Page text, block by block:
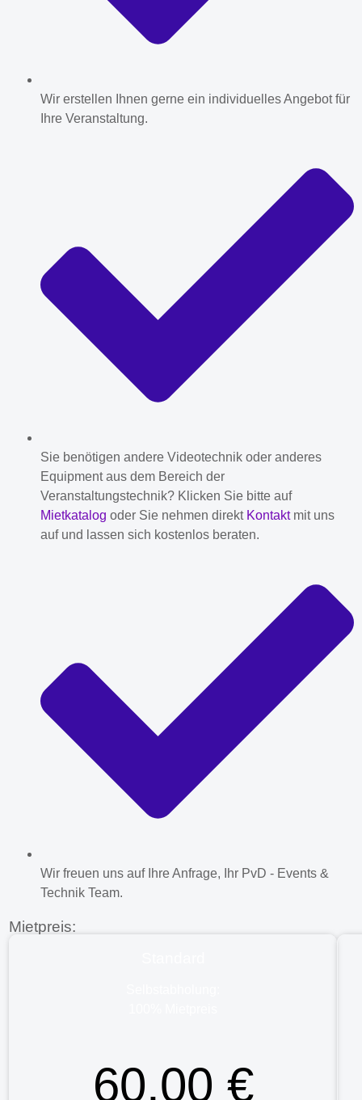
Wir erstellen Ihnen gerne ein individuelles Angebot für
Ihre Veranstaltung.
Sie benötigen andere Videotechnik oder anderes
Equipment aus dem Bereich der
Veranstaltungstechnik? Klicken Sie bitte auf
Mietkatalog oder Sie nehmen direkt Kontaktmit uns
auf und lassen sich kostenlos beraten.
Wir freuen uns auf Ihre Anfrage, Ihr PvD - Events &
Technik Team.
Mietpreis:
60,00 €